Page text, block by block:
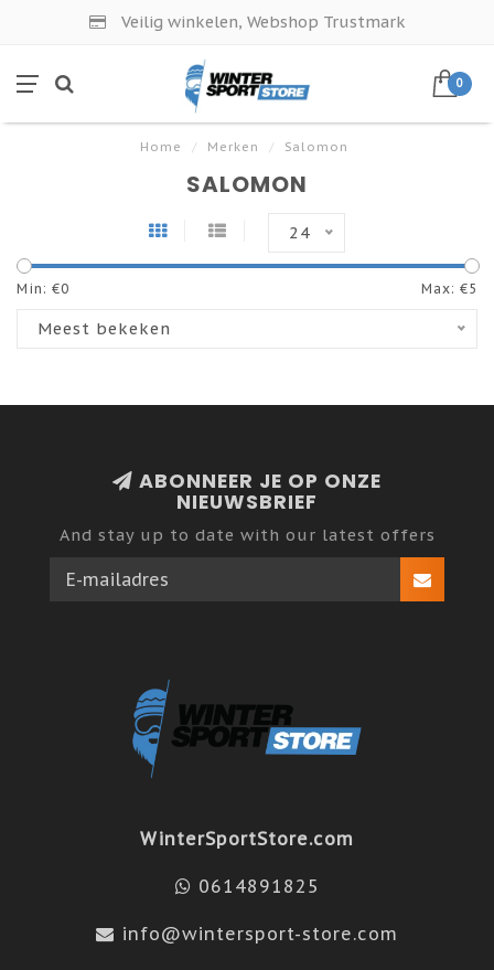
Veilig winkelen, Webshop Trustmark
0
Home / Merken / Salomon
SALOMON
24
Min: €0 Max: €5
Meest bekeken
ABONNEER JE OP ONZE
NIEUWSBRIEF
And stay up to date with our latest offers
WinterSportStore.com
0614891825
info@wintersport-store.com